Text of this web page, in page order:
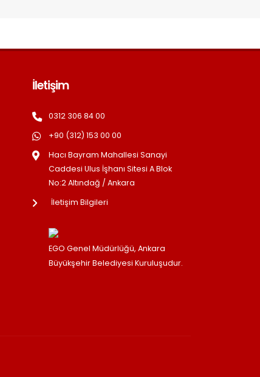
İletişim
0312 306 84 00
+90 (312) 153 00 00
Hacı Bayram Mahallesi Sanayi
Caddesi Ulus İşhanı Sitesi A Blok
No:2 Altındağ / Ankara
İletişim Bilgileri
EGO Genel Müdürlüğü, Ankara
Büyükşehir Belediyesi Kuruluşudur.